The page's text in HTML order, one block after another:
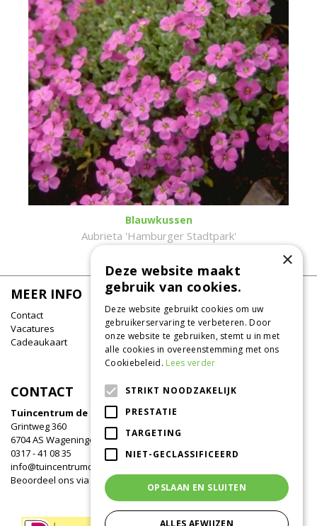
Blauwkussen
Aubrieta 'Hamburger Stadtpark'
MEER INFO
Contact
Vacatures
Cadeaukaart
CONTACT
Tuincentrum de Oude Tol
Grintweg 360
6704 AS Wageningen
0317 - 41 08 35
info@tuincentrumdeoudetol.nl
Beoordeel ons via
Google
×
Deze website maakt
gebruik van cookies.
Deze website gebruikt cookies om uw
gebruikerservaring te verbeteren. Door
onze website te gebruiken, stemt u in met
alle cookies in overeenstemming met ons
Cookiebeleid. Lees verder
STRIKT NOODZAKELIJK
PRESTATIE
TARGETING
NIET-GECLASSIFICEERD
OPSLAAN EN SLUITEN
ALLES AFWIJZEN